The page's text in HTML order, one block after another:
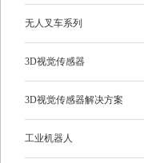
无人叉车系列
3D视觉传感器
3D视觉传感器解决方案
工业机器人